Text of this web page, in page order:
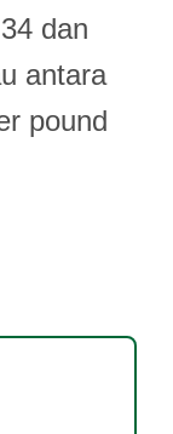
dan
antara
pound